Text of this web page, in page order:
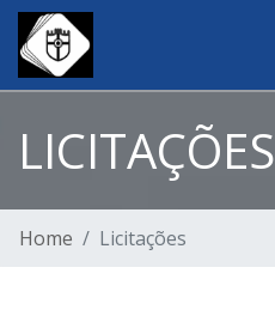
LICITAÇÕES
Home Licitações